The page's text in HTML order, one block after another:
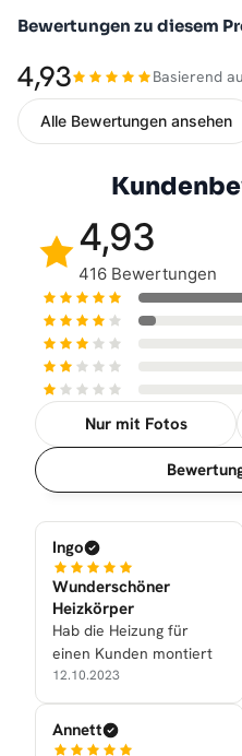
Bewertungen zu diesem
4,93 Basierend
Alle Bewertungen ansehen
4,93
416 Bewertungen
Nur mit Fotos
Sortierung
Ingo
Wunderschöner
Heizkörper
Hab die Heizung für
einen Kunden montiert
12.10.2023
Annett